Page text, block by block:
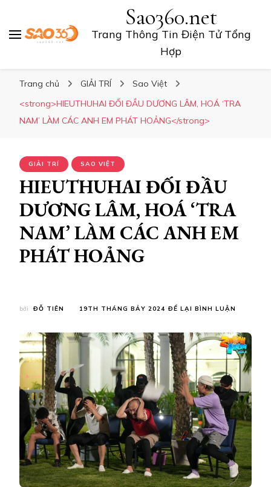
Sao360.net
Trang Thông Tin Điện Tử Tổng
Hợp
Trang chủ GIẢI TRÍ
Sao Việt
<strong>HIEUTHUHAI ĐỐI ĐẦU DƯƠNG LÂM, HOÁ ‘TRA
NAM’ LÀM CÁC ANH EM PHÁT HOẢNG</strong>
GIẢI TRÍ SAO VIỆT
HIEUTHUHAI ĐỐI ĐẦU
DƯƠNG LÂM, HOÁ ‘TRA
NAM’ LÀM CÁC ANH EM
PHÁT HOẢNG
bởi ĐỖ TIÊN 19TH THÁNG BẢY 2024 ĐỂ LẠI BÌNH LUẬN
ĐẦU
DƯƠNG
LÂM,
HOÁ
‘TRA
NAM’
LÀM
CÁC
ANH
EM
PHÁT
HOẢNG